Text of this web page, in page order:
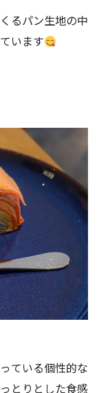
るパン生地の中
います
ている個性的な
とりとした食感